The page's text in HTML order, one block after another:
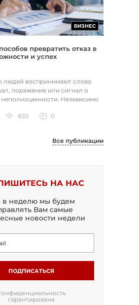
БИЗНЕС
превратить отказ в
и успех
людей воспринимают слово
поражение или сигнал о
Независимо
835 0
Все публикации
НА НАС
в неделю мы будем
Вам самые
новости недели
ПОДПИСАТЬСЯ
гарантирована